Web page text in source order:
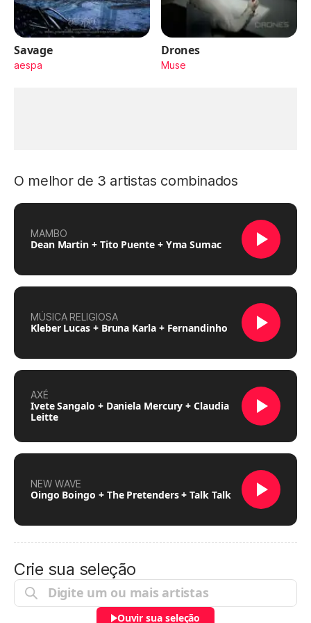
Savage
aespa
Drones
Muse
O melhor de 3 artistas combinados
MAMBO
Dean Martin + Tito Puente + Yma Sumac
MÚSICA RELIGIOSA
Kleber Lucas + Bruna Karla + Fernandinho
AXÉ
Ivete Sangalo + Daniela Mercury + Claudia
Leitte
NEW WAVE
Oingo Boingo + The Pretenders + Talk Talk
Crie sua seleção
Ouvir sua seleção